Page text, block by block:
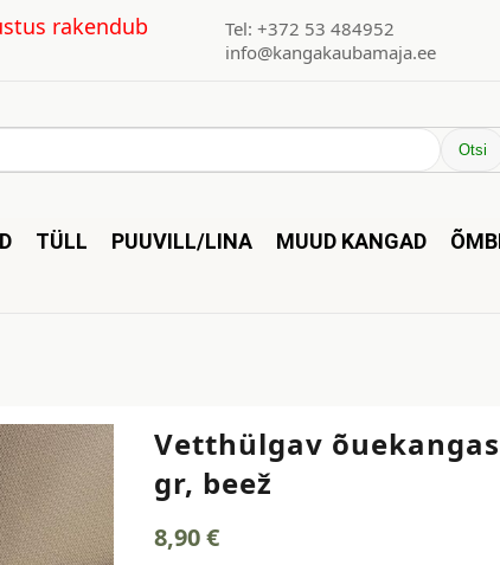
rakendub
Tel: +372 53 484952
info@kangakaubamaja.ee
Otsi
TÜLL PUUVILL/LINA MUUD KANGAD
Vetthülgav
gr, beež
8,90€